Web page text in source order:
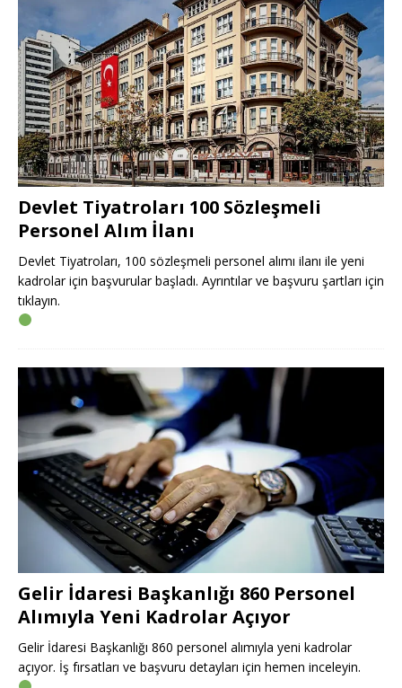
Devlet Tiyatroları 100 Sözleşmeli
Personel Alım İlanı
Devlet Tiyatroları, 100 sözleşmeli personel alımı ilanı ile yeni
kadrolar için başvurular başladı. Ayrıntılar ve başvuru şartları için
tıklayın.
Gelir İdaresi Başkanlığı 860 Personel
Alımıyla Yeni Kadrolar Açıyor
Gelir İdaresi Başkanlığı 860 personel alımıyla yeni kadrolar
açıyor. İş fırsatları ve başvuru detayları için hemen inceleyin.